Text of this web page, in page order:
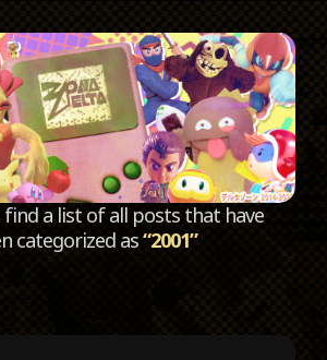
find a list of all posts that have
categorized as“2001”